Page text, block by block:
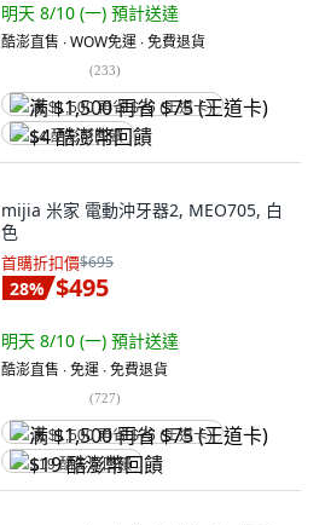
明天 8/10 (一) 預計送達
酷澎直售 ∙ WOW免運 ∙ 免費退貨
(233)
满 $1,500 再省 $75 (王道卡)
$4 酷澎幣回饋
mijia 米家 電動沖牙器2, MEO705, 白
色
首購折扣價$695
28% $495
明天 8/10 (一) 預計送達
酷澎直售 ∙ 免運 ∙ 免費退貨
(727)
满 $1,500 再省 $75 (王道卡)
$19 酷澎幣回饋